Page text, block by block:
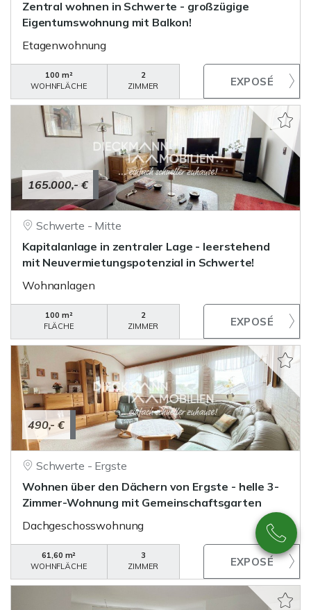
Zentral wohnen in Schwerte - großzügige
Eigentumswohnung mit Balkon!
Etagenwohnung
100 m²
WOHNFLÄCHE
2
ZIMMER
165.000,- €
Schwerte - Mitte
Kapitalanlage in zentraler Lage - leerstehend
mit Neuvermietungspotenzial in Schwerte!
Wohnanlagen
100 m²
FLÄCHE
2
ZIMMER
490,- €
Schwerte - Ergste
Wohnen über den Dächern von Ergste - helle 3-
Zimmer-Wohnung mit Gemeinschaftsgarten
Dachgeschosswohnung
61,60 m²
WOHNFLÄCHE
3
ZIMMER